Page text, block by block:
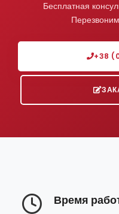
Бесплатная
+38
Время